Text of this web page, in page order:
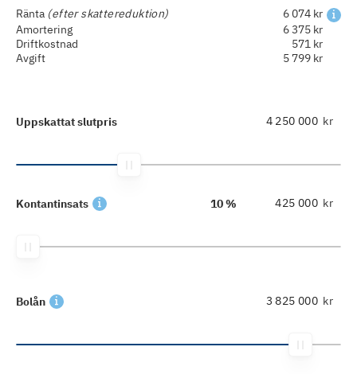
Ränta (efter skattereduktion)
6 074 kr
Amortering
6 375 kr
Driftkostnad
571 kr
Avgift
5 799 kr
Uppskattat slutpris kr
Kontantinsats 10 % kr
Bolån kr